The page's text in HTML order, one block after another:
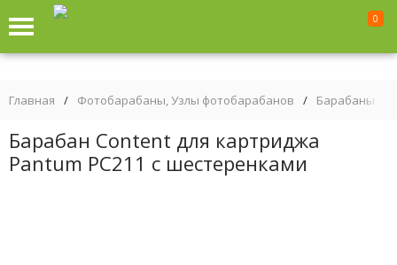
0
Главная / Фотобарабаны, Узлы фотобарабанов / Барабаны
Барабан Content для картриджа
Pantum PC211 с шестеренками